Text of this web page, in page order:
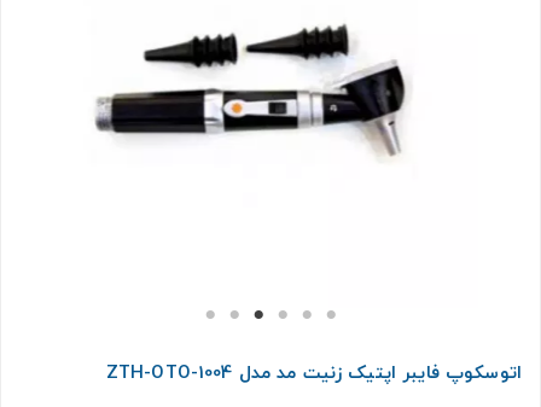
اتوسکوپ فایبر اپتیک زنیت مد مدل ZTH-OTO-1004